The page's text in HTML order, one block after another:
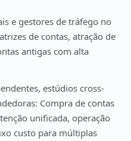
e gestores de tráfego no
de contas, atração de
antigas com alta
estúdios cross-
Compra de contas
unificada, operação
custo para múltiplas